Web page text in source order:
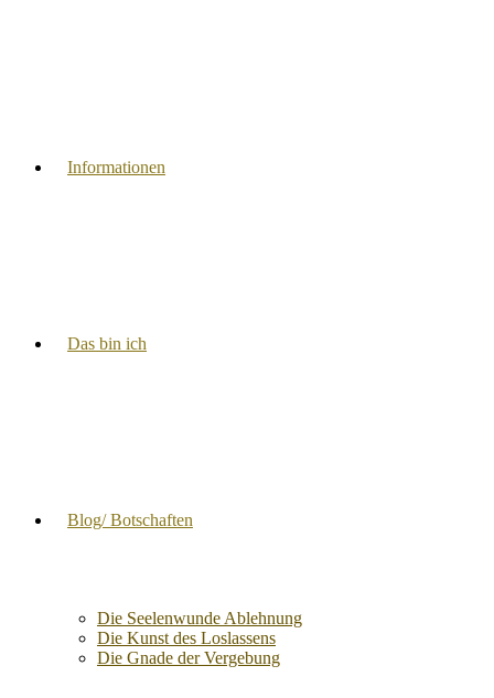
Informationen
Das bin ich
Blog/ Botschaften
Die Seelenwunde Ablehnung
Die Kunst des Loslassens
Die Gnade der Vergebung